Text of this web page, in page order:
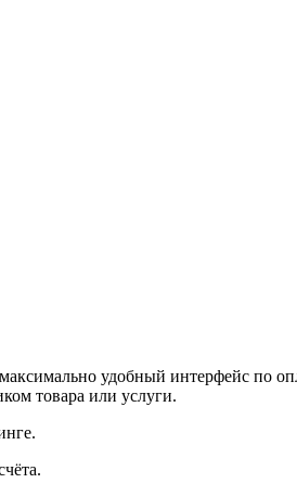
удобный интерфейс по
товара или услуги.